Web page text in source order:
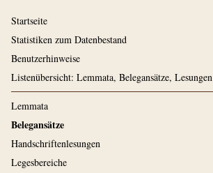
Startseite
Statistiken zum Datenbestand
Benutzerhinweise
Listenübersicht: Lemmata, Belegansätze, Lesungen
Lemmata
Belegansätze
Handschriftenlesungen
Legesbereiche